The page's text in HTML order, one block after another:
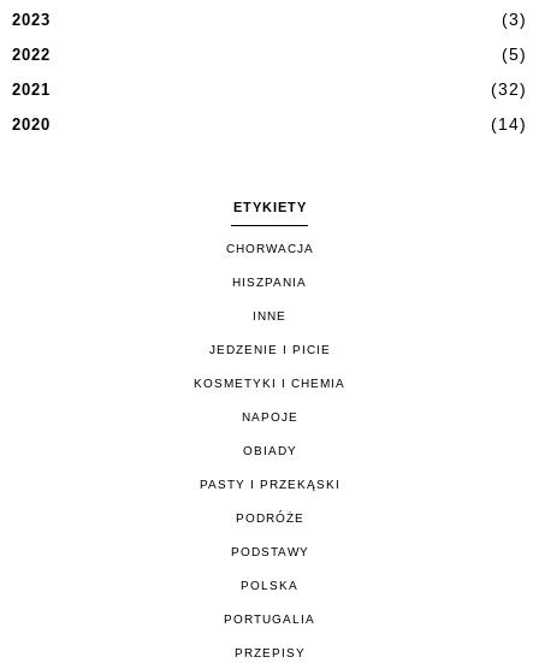
2023 (3)
2022 (5)
2021 (32)
2020 (14)
ETYKIETY
CHORWACJA
HISZPANIA
INNE
JEDZENIE I PICIE
KOSMETYKI I CHEMIA
NAPOJE
OBIADY
PASTY I PRZEKĄSKI
PODRÓŻE
PODSTAWY
POLSKA
PORTUGALIA
PRZEPISY